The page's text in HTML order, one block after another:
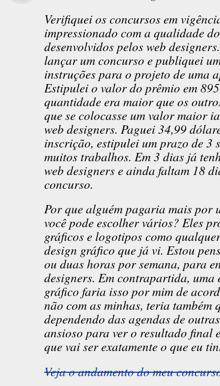
Verifiquei os concursos em
impressionado com a qualidade
desenvolvidos pelos web
lançar um concurso e publiquei
instruções para o projeto de uma
Estipulei o valor do prêmio em
quantidade era maior que os
que se colocasse um valor maior
web designers. Paguei 34,99
inscrição, estipulei um prazo de 3
muitos trabalhos. Em 3 dias já
web designers e ainda faltam 18
concurso.
Por que alguém pagaria mais por
você pode escolher vários? Eles
gráficos e logotipos como
design gráfico que já vi. Estou
ou duas horas por semana, para
designers. Em contrapartida, uma
gráfico faria isso por mim de
não com as minhas, teria também
dependendo das agendas de
ansioso para ver o resultado final
que vai ser exatamente o que eu
Veja o andamento do meu